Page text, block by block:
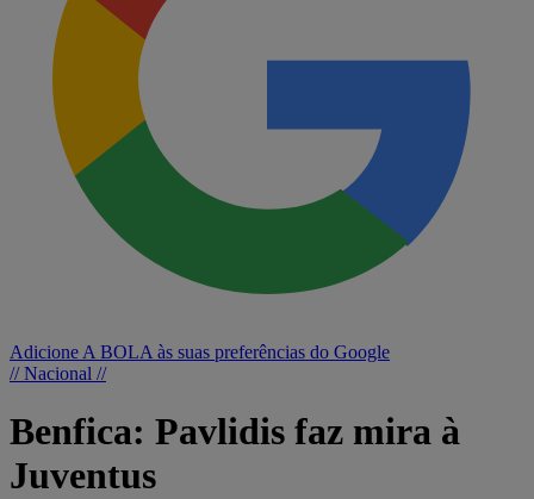
Adicione A BOLA às suas preferências do Google
// Nacional //
Benfica: Pavlidis faz mira à
Juventus